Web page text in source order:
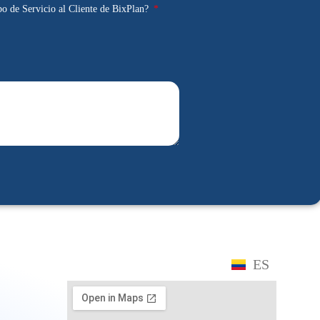
de Servicio al Cliente de BixPlan?
ES
EN